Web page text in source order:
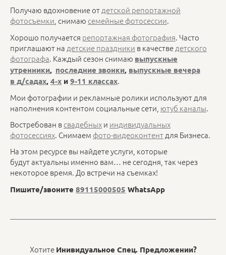
Получаю вдохновение отдетской репортажной
фотосъемки, снимаю семейные фотосессии.
Хорошо получается репортажная фотография. Часто
приглашают на детские праздники в качестведетского
фотографа. Каждый сезон снимаю выпускные
утренники, последние звонки, выпускные вечера
в д/садах, 4-х и 9-11 классах.
Мои фотографии и рекламные ролики используют для
наполнения контентом социальные сети, ютуб каналы.
Востребован всвадебныхи индивидуальных
фотосессиях. Снимаем фото-видеоконтентдля Бизнеса.
На этом ресурсе вы найдете услуги, которые
будут актуальны именно вам… не сегодня, так через
некоторое время. До встречи на съемках!
Пишите/звоните 89115000505 WhatsApp
Хотите Инивидуальное Спец. Предложении?